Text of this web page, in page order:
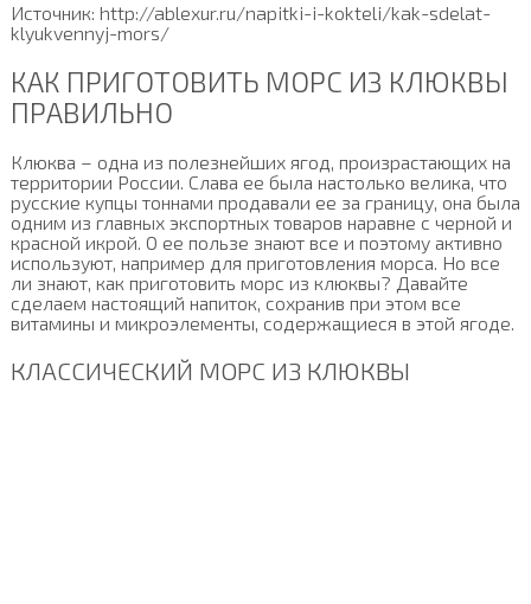
Источник: http://ablexur.ru/napitki-i-kokteli/kak-sdelat-
klyukvennyj-mors/
КАК ПРИГОТОВИТЬ МОРС ИЗ КЛЮКВЫ
ПРАВИЛЬНО
Клюква – одна из полезнейших ягод, произрастающих на
территории России. Слава ее была настолько велика, что
русские купцы тоннами продавали ее за границу, она была
одним из главных экспортных товаров наравне с черной и
красной икрой. О ее пользе знают все и поэтому активно
используют, например для приготовления морса. Но все
ли знают, как приготовить морс из клюквы? Давайте
сделаем настоящий напиток, сохранив при этом все
витамины и микроэлементы, содержащиеся в этой ягоде.
КЛАССИЧЕСКИЙ МОРС ИЗ КЛЮКВЫ